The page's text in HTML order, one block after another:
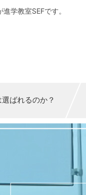
学教室SEFです。
選ばれるのか？